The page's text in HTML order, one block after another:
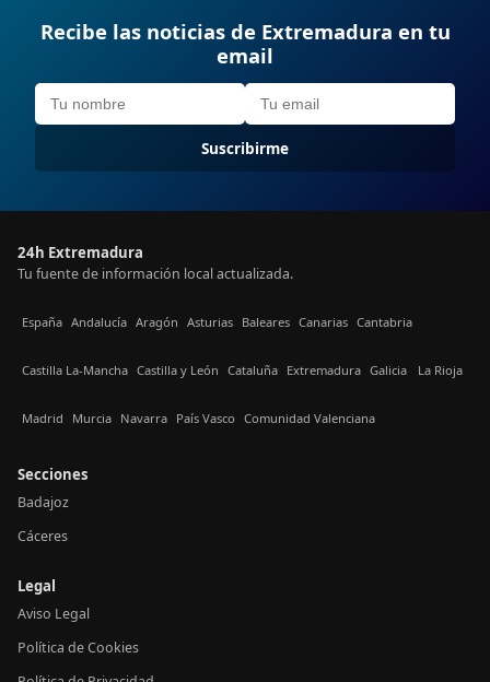
Recibe las noticias de Extremadura en tu
email
Suscribirme
24h Extremadura
Tu fuente de información local actualizada.
España Andalucía Aragón Asturias Baleares Canarias Cantabria
Castilla La-Mancha Castilla y León Cataluña Extremadura Galicia La Rioja
Madrid Murcia Navarra País Vasco Comunidad Valenciana
Secciones
Badajoz
Cáceres
Legal
Aviso Legal
Política de Cookies